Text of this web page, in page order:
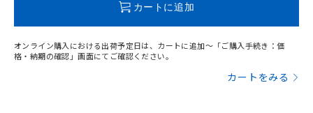
カートに追加
オンライン購入における出荷予定日は、カートに追加～「ご購入手続き：価
格・納期の確認」画面にてご確認ください。
カートをみる